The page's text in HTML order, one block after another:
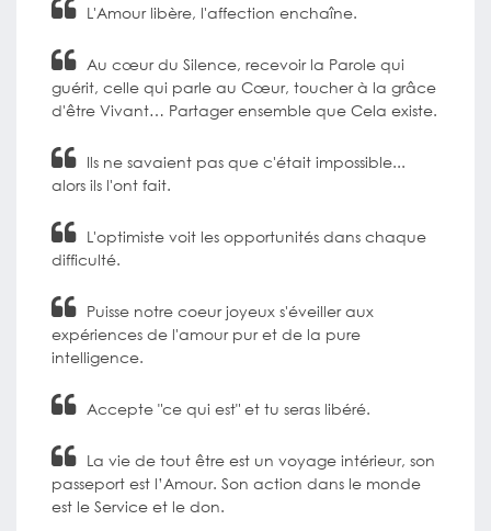
L'Amour libère, l'affection enchaîne.
Au cœur du Silence, recevoir la Parole qui
guérit, celle qui parle au Cœur, toucher à la grâce
d'être Vivant… Partager ensemble que Cela existe.
Ils ne savaient pas que c'était impossible...
alors ils l'ont fait.
L'optimiste voit les opportunités dans chaque
difficulté.
Puisse notre coeur joyeux s'éveiller aux
expériences de l'amour pur et de la pure
intelligence.
Accepte "ce qui est" et tu seras libéré.
La vie de tout être est un voyage intérieur, son
passeport est l’Amour. Son action dans le monde
est le Service et le don.